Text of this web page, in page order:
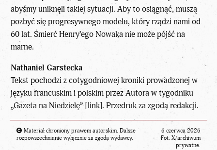
abyśmy uniknęli takiej sytuacji. Aby to osiągnąć, muszą
pozbyć się progresywnego modelu, który rządzi nami od
60 lat. Śmierć Henry’ego Nowaka nie może pójść na
marne.
Nathaniel Garstecka
Tekst pochodzi zcotygodniowej kroniki prowadzonej w
języku francuskim i polskim przez Autora w tygodniku
„Gazeta na Niedzielę” [link]. Przedruk za zgodą redakcji.
Materiał chroniony prawem autorskim. Dalsze
rozpowszechnianie wyłącznie za zgodą wydawcy.
6 czerwca 2026
Fot. X/archiwum
prywatne.